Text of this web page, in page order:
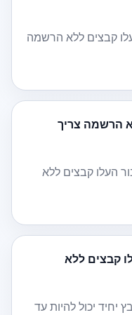
קבצים ללא הרשמה
הרשמה צריך
העלו קבצים ללא
קבצים ללא
יכול להיות עד